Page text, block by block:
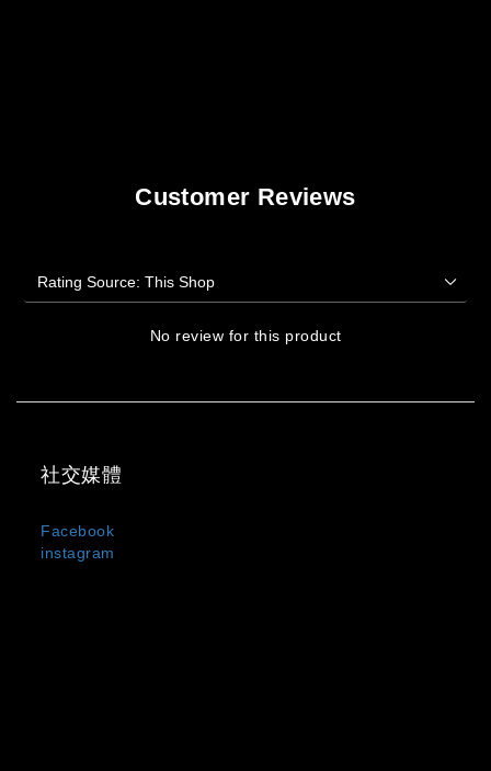
Customer Reviews
No review for this product
社交媒體
Facebook
instagram